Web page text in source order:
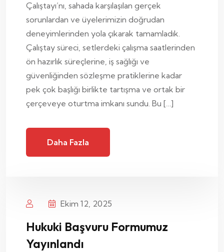
Çalıştayı’nı, sahada karşılaşılan gerçek
sorunlardan ve üyelerimizin doğrudan
deneyimlerinden yola çıkarak tamamladık.
Çalıştay süreci, setlerdeki çalışma saatlerinden
ön hazırlık süreçlerine, iş sağlığı ve
güvenliğinden sözleşme pratiklerine kadar
pek çok başlığı birlikte tartışma ve ortak bir
çerçeveye oturtma imkanı sundu. Bu […]
Daha Fazla
Ekim 12, 2025
Hukuki Başvuru Formumuz
Yayınlandı